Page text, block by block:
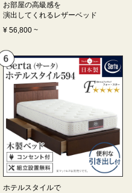
お部屋の高級感を
演出してくれるレザーベッド
¥ 56,800 ~
ホテルスタイルで